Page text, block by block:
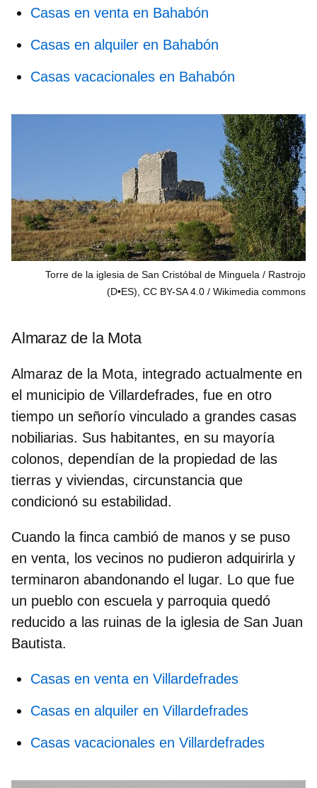
Casas en venta en Bahabón
Casas en alquiler en Bahabón
Casas vacacionales en Bahabón
Torre de la iglesia de San Cristóbal de Minguela / Rastrojo
(D•ES), CC BY-SA 4.0
Wikimedia commons
Almaraz de la Mota
Almaraz de la Mota, integrado actualmente en
el municipio de Villardefrades, fue en otro
tiempo un señorío vinculado a grandes casas
nobiliarias. Sus habitantes, en su mayoría
colonos, dependían de la propiedad de las
tierras y viviendas, circunstancia que
condicionó su estabilidad.
Cuando la finca cambió de manos y se puso
en venta, los vecinos no pudieron adquirirla y
terminaron abandonando el lugar. Lo que fue
un pueblo con escuela y parroquia quedó
reducido a las ruinas de la iglesia de San Juan
Bautista.
Casas en venta en Villardefrades
Casas en alquiler en Villardefrades
Casas vacacionales en Villardefrades